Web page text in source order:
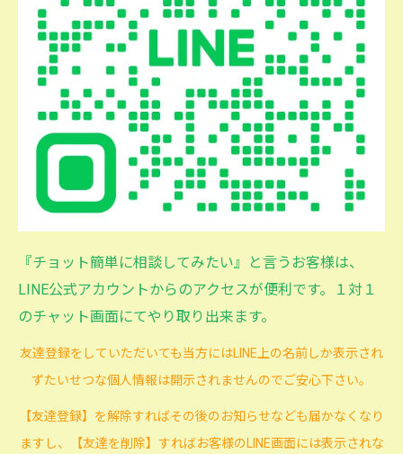
『チョット簡単に相談してみたい』と言うお客様は、
LINE公式アカウントからのアクセスが便利です。１対１
のチャット画面にてやり取り出来ます。
友達登録をしていただいても当方にはLINE上の名前しか表示され
ずたいせつな個人情報は開示されませんのでご安心下さい。
【友達登録】を解除すればその後のお知らせなども届かなくなり
ますし、【友達を削除】すればお客様のLINE画面には表示されな